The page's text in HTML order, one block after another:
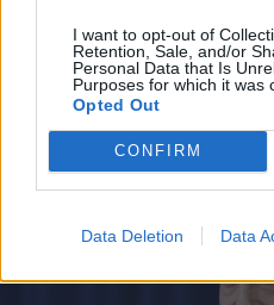
I want to opt-out of
Retention, Sale, and/or
Personal Data that Is
Purposes for which it was
Opted Out
CONFIRM
Data Deletion Data